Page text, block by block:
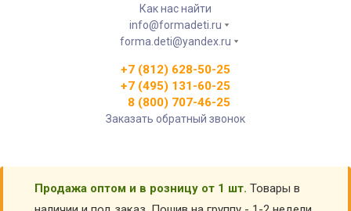
Как нас найти
info@formadeti.ru
forma.deti@yandex.ru
+7 (812) 628-50-25
+7 (495) 131-60-25
8 (800) 707-46-25
Заказать обратный звонок
Продажа оптом и в розницу от 1 шт. Товары в